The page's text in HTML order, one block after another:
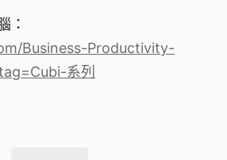
：
Business-Productivity-
系列